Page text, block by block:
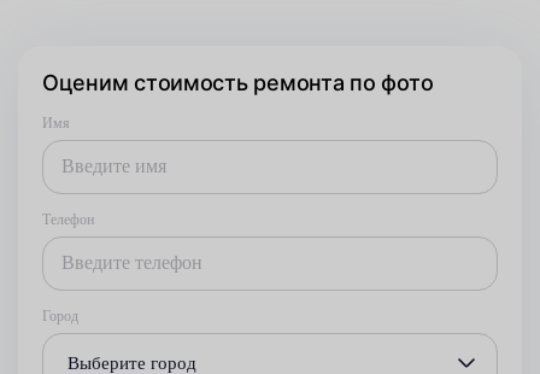
Оценим стоимость ремонта по фото
Имя
Телефон
Город
Выберите город